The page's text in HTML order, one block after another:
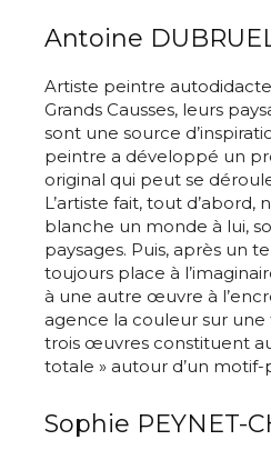
Antoine
Artiste peintre
Grands Causses, leurs
sont une source
peintre a développé un
original qui peut se
L’artiste fait, tout d’abord,
blanche un monde à lui,
paysages. Puis, après un
toujours place à
à une autre œuvre à
agence la couleur sur une
trois œuvres constituent
totale » autour d’un motif-
Sophie PEYNET-